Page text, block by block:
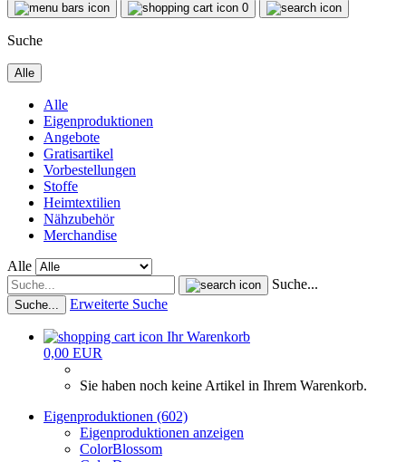
0
Suche
Alle
Alle
Eigenproduktionen
Angebote
Gratisartikel
Vorbestellungen
Stoffe
Heimtextilien
Nähzubehör
Merchandise
Alle
Suche...
Suche... Erweiterte Suche
Ihr Warenkorb
0,00 EUR
Sie haben noch keine Artikel in Ihrem Warenkorb.
Eigenproduktionen (602)
Eigenproduktionen anzeigen
ColorBlossom